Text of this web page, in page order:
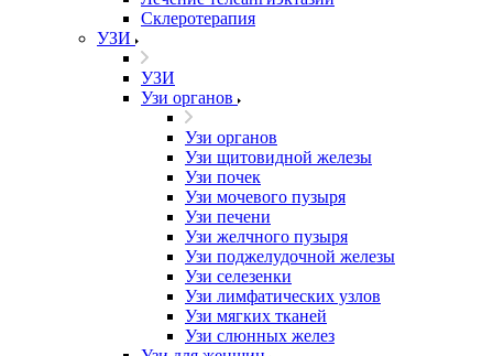
Склеротерапия
УЗИ
УЗИ
Узи органов
Узи органов
Узи щитовидной железы
Узи почек
Узи мочевого пузыря
Узи печени
Узи желчного пузыря
Узи поджелудочной железы
Узи селезенки
Узи лимфатических узлов
Узи мягких тканей
Узи слюнных желез